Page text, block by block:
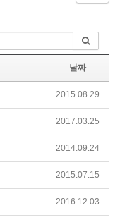
날짜
2015.08.29
2017.03.25
2014.09.24
2015.07.15
2016.12.03